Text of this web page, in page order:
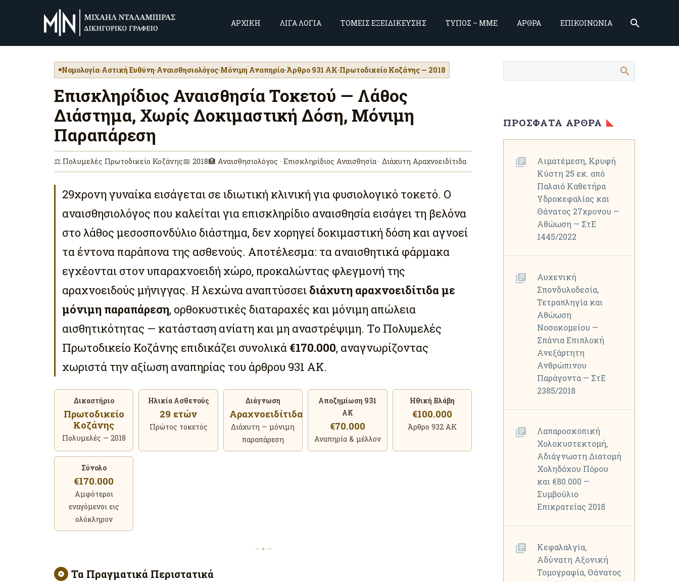
ΑΡΧΙΚΗ ΛΙΓΑ ΛΟΓΙΑ ΤΟΜΕΙΣ ΕΞΕΙΔΙΚΕΥΣΗΣ ΤΥΠΟΣ – ΜΜΕ ΑΡΘΡΑ ΕΠΙΚΟΙΝΩΝΙΑ
Νομολογία·Αστική Ευθύνη·Αναισθησιολόγος·Μόνιμη Αναπηρία·Άρθρο 931 ΑΚ·Πρωτοδικείο Κοζάνης — 2018
Επισκληρίδιος Αναισθησία Τοκετού — Λάθος
Διάστημα, Χωρίς Δοκιμαστική Δόση, Μόνιμη
Παραπάρεση
⚖ Πολυμελές Πρωτοδικείο Κοζάνης📅 2018🏥 Αναισθησιολόγος · Επισκληρίδιος Αναισθησία · Διάχυτη Αραχνοειδίτιδα
29χρονη γυναίκα εισάγεται σε ιδιωτική κλινική για φυσιολογικό τοκετό. Ο
αναισθησιολόγος που καλείται για επισκληρίδιο αναισθησία εισάγει τη βελόνα
στο λάθος μεσοσπονδύλιο διάστημα, δεν χορηγεί δοκιμαστική δόση και αγνοεί
τα έντονα παράπονα της ασθενούς. Αποτέλεσμα: τα αναισθητικά φάρμακα
εγχέονται στον υπαραχνοειδή χώρο, προκαλώντας φλεγμονή της
αραχνοειδούς μήνιγγας. Η λεχώνα αναπτύσσει διάχυτη αραχνοειδίτιδα με
μόνιμη παραπάρεση, ορθοκυστικές διαταραχές και μόνιμη απώλεια
αισθητικότητας — κατάσταση ανίατη και μη αναστρέψιμη. Το Πολυμελές
Πρωτοδικείο Κοζάνης επιδικάζει συνολικά €170.000, αναγνωρίζοντας
χωριστά την αξίωση αναπηρίας του άρθρου 931 ΑΚ.
Δικαστήριο
Πρωτοδικείο
Κοζάνης
Πολυμελές — 2018
Ηλικία Ασθενούς
29 ετών
Πρώτος τοκετός
Διάγνωση
Αραχνοειδίτιδα
Διάχυτη — μόνιμη
παραπάρεση
Αποζημίωση 931
ΑΚ
€70.000
Αναπηρία & μέλλον
Ηθική Βλάβη
€100.000
Άρθρο 932 ΑΚ
Σύνολο
€170.000
Αμφότεροι
εναγόμενοι εις
ολόκληρον
— ✦ —
Τα Πραγματικά Περιστατικά
ΠΡΌΣΦΑΤΑ ΆΡΘΡΑ
Αιματέμεση, Κρυφή
Κύστη 25 εκ. από
Παλαιό Καθετήρα
Υδροκεφαλίας και
Θάνατος 27χρονου —
Αθώωση — ΣτΕ
1445/2022
Αυχενική
Σπονδυλοδεσία,
Τετραπληγία και
Αθώωση
Νοσοκομείου —
Σπάνια Επιπλοκή
Ανεξάρτητη
Ανθρώπινου
Παράγοντα — ΣτΕ
2385/2018
Λαπαροσκοπική
Χολοκυστεκτομή,
Αδιάγνωστη Διατομή
Χοληδόχου Πόρου
και €80.000 —
Συμβούλιο
Επικρατείας 2018
Κεφαλαλγία,
Αδύνατη Αξονική
Τομογραφία, Θάνατος